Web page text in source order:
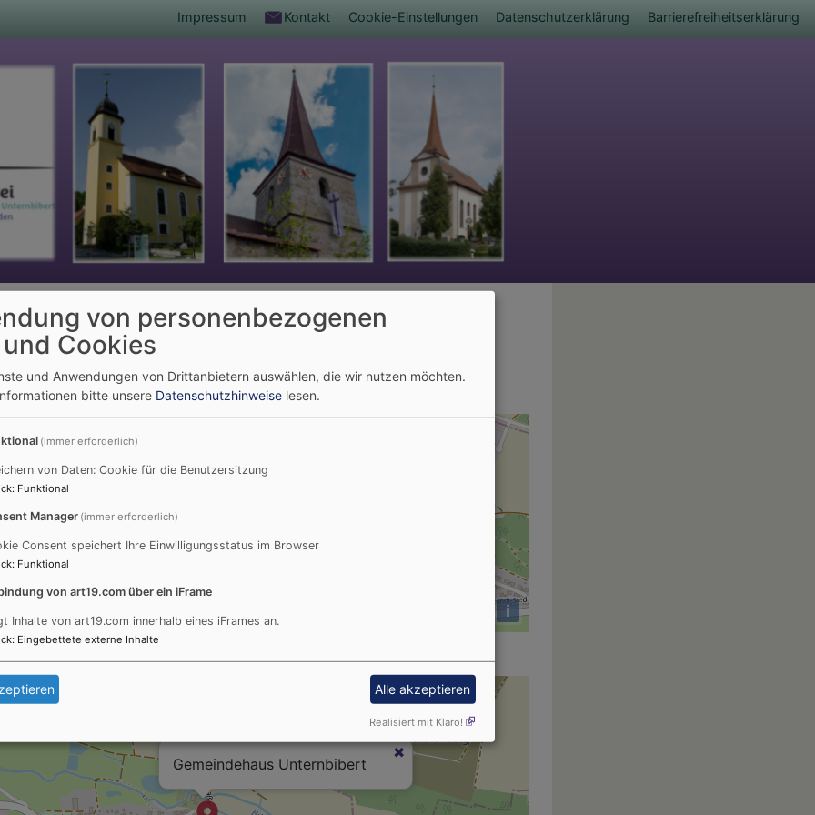
Fußbereichsmenü
Impressum Kontakt Cookie-Einstellungen Datenschutzerklärung Barrierefreiheitserklärung
i
Gemeindehaus Unternbibert
von personenbezogenen
Cookies
und Anwendungen von Drittanbietern auswählen, die wir nutzen möchten.
bitte unsere Datenschutzhinweise lesen.
(immer erforderlich)
von Daten: Cookie für die Benutzersitzung
: Funktional
Manager (immer erforderlich)
Consent speichert Ihre Einwilligungsstatus im Browser
: Funktional
von art19.com über ein iFrame
Inhalte von art19.com innerhalb eines iFrames an.
: Eingebettete externe Inhalte
Alle akzeptieren
Realisiert mit Klaro!